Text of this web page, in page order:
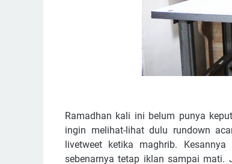
Ramadhan kali ini belum punya
ingin melihat-lihat dulu rundown
livetweet ketika maghrib.
sebenarnya tetap iklan sampai mati.